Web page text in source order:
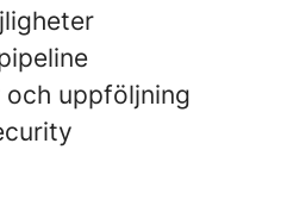
uppföljning